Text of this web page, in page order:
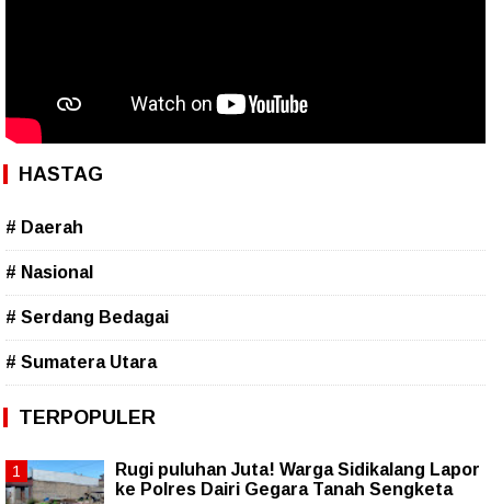
HASTAG
# Daerah
# Nasional
# Serdang Bedagai
# Sumatera Utara
TERPOPULER
Rugi puluhan Juta! Warga Sidikalang Lapor
ke Polres Dairi Gegara Tanah Sengketa